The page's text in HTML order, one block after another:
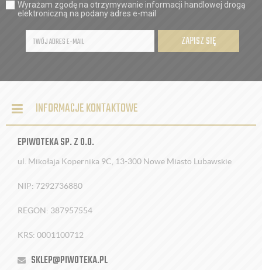
Wyrażam zgodę na otrzymywanie informacji handlowej drogą
elektroniczną na podany adres e-mail
ZAPISZ SIĘ
INFORMACJE KONTAKTOWE
EPIWOTEKA SP. Z O.O.
ul. Mikołaja Kopernika 9C, 13-300 Nowe Miasto Lubawskie
NIP: 7292736880
REGON: 387957554
KRS: 0001100712
SKLEP@PIWOTEKA.PL